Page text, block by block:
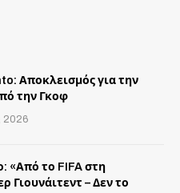
Αποκλεισμός για την
την Γκοφ
2026
«Από το FIFA στη
Γιουνάιτεντ – Δεν το